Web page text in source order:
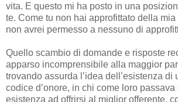
vita. E questo mi ha posto in una
te. Come tu non hai approfittato della
non avrei permesso a nessuno di
Quello scambio di domande e risposte
apparso incomprensibile alla maggior
trovando assurda l’idea dell’esistenza di
codice d’onore, in chi come loro passava
esistenza ad offrirsi al miglior offerente,